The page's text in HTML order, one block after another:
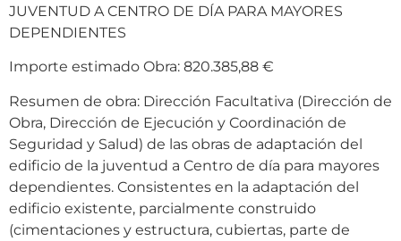
JUVENTUD A CENTRO DE DÍA PARA MAYORES
DEPENDIENTES
Importe estimado Obra: 820.385,88 €
Resumen de obra: Dirección Facultativa (Dirección de
Obra, Dirección de Ejecución y Coordinación de
Seguridad y Salud) de las obras de adaptación del
edificio de la juventud a Centro de día para mayores
dependientes. Consistentes en la adaptación del
edificio existente, parcialmente construido
(cimentaciones y estructura, cubiertas, parte de